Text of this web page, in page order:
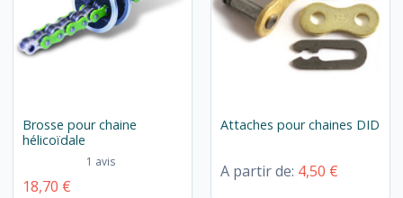
Brosse pour chaine
hélicoïdale
1 avis
18,70 €
Attaches pour chaines DID
A partir de: 4,50 €